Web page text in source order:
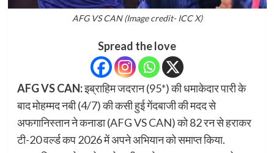
AFG VS CAN (Image credit- ICC X)
Spread the love
AFG VS CAN:इब्राहिम जदरान (95*) की धमाकेदार पारी के
बाद मोहम्मद नबी (4/7) की कसी हुई गेंदबाजी की मदद से
अफगानिस्तान ने कनाडा (AFG VS CAN) को 82 रन से हराकर
टी-20 वर्ल्ड कप 2026 में अपने अभियान को समाप्त किया.